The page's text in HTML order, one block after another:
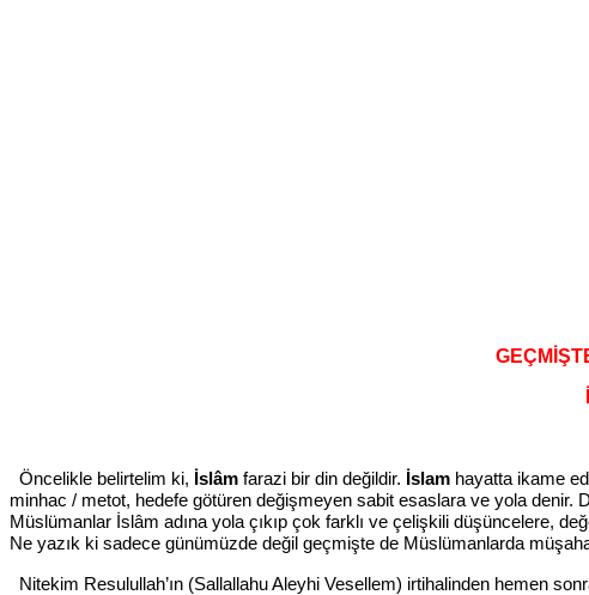
Öncelikle belirtelim ki, İslâm farazi bir din değildir. İslam hayatta ikame
minhac / metot, hedefe götüren değişmeyen sabit esaslara ve yola denir.
Müslümanlar İslâm adına yola çıkıp çok farklı ve çelişkili düşüncelere,
Ne yazık ki sadece günümüzde değil geçmişte de Müslümanlarda
Nitekim Resulullah’ın (Sallallahu Aleyhi Vesellem) irtihalinden hemen